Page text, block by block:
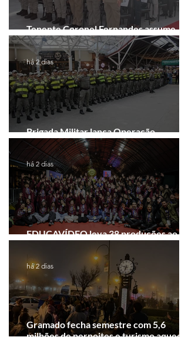
Tenente Coronel Fernandes assume
comando do 41º BPM em Gramado
Brigada Militar lança Operação
Convergência na Região das Hortênsias
há 2 dias
EDUCAVÍDEO leva 38 produções ao
Festival de Cinema de Gramado
há 2 dias
Gramado fecha semestre com 5,6
milhões de pernoites e turismo
há 2 dias